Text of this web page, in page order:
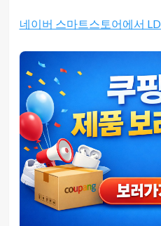
네이버 스마트스토어에서